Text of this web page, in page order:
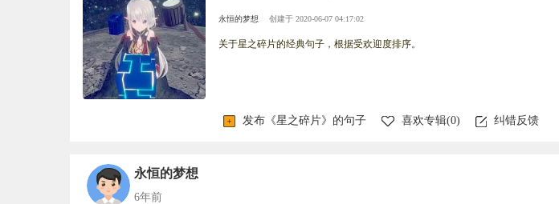
永恒的梦想 创建于 2020-06-07 04:17:02
关于星之碎片的经典句子，根据受欢迎度排序。
发布《星之碎片》的句子 喜欢专辑(0) 纠错反馈
永恒的梦想
6年前